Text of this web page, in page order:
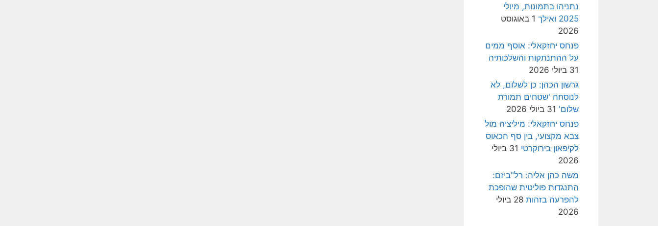
נתניהו בתמונות, מיולי
2025 ואילך
1 באוגוסט
2026
פנחס יחזקאלי: אוסף ממים
על ההתנתקות והשלכותיה
31 ביולי 2026
גרשון הכהן: כן לשלום, לא
לנוסחה 'שטחים תמורת
שלום' 31 ביולי 2026
פנחס יחזקאלי: מיליציה מול
צבא מקצועי, בין סף הכאוס
לקיפאון בירוקרטי
31 ביולי
2026
משה כהן אליה: רל"ביזם:
התנגדות פוליטית שהופכת
להפרעה בזהות
28 ביולי
2026